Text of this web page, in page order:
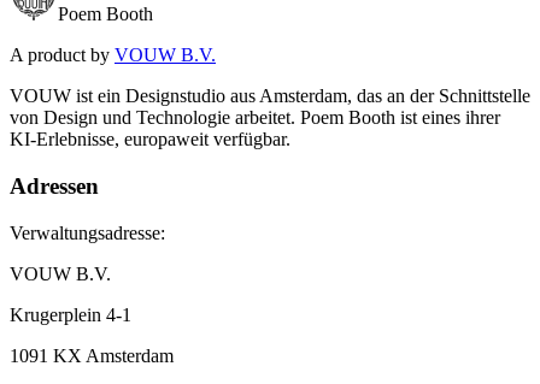
Poem Booth
A product by VOUW B.V.
VOUW ist ein Designstudio aus Amsterdam, das an der Schnittstelle
von Design und Technologie arbeitet. Poem Booth ist eines ihrer
KI-Erlebnisse, europaweit verfügbar.
Adressen
Verwaltungsadresse:
VOUW B.V.
Krugerplein 4-1
1091 KX Amsterdam